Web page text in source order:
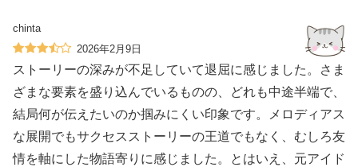
chinta
2026年2月9日
ストーリーの深みが不足していて退屈に感じました。さま
ざまな要素を盛り込んでいるものの、どれも中途半端で、
結局何が伝えたいのか掴みにくい印象です。メロディアス
な展開でもサクセスストーリーの王道でもなく、むしろ友
情を軸にした物語寄りに感じました。とはいえ、元アイド